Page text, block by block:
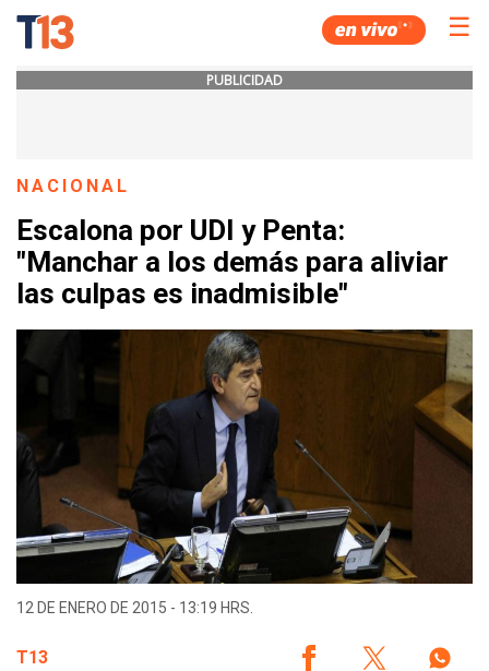
☰
PUBLICIDAD
NACIONAL
Escalona por UDI y Penta:
"Manchar a los demás para aliviar
las culpas es inadmisible"
12 DE ENERO DE 2015 - 13:19 HRS.
T13